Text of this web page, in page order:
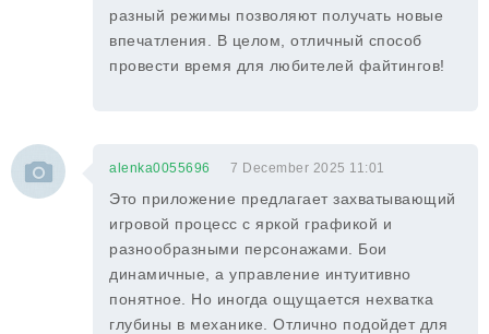
разный режимы позволяют получать новые
впечатления. В целом, отличный способ
провести время для любителей файтингов!
alenka0055696 7 December 2025 11:01
Это приложение предлагает захватывающий
игровой процесс с яркой графикой и
разнообразными персонажами. Бои
динамичные, а управление интуитивно
понятное. Но иногда ощущается нехватка
глубины в механике. Отлично подойдет для